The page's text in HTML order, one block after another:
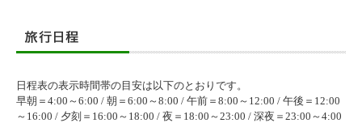
日程表の表示時間帯の目安は以下のとおりです。
早朝＝4:00～6:00 / 朝＝6:00～8:00 / 午前＝8:00～12:00 / 午後＝12:00
～16:00 / 夕刻＝16:00～18:00 / 夜＝18:00～23:00 / 深夜＝23:00～4:00